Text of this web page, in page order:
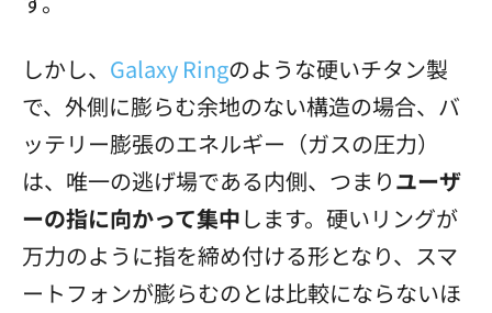
しかし、 Galaxy Ringのような硬いチタン製
で、外側に膨らむ余地のない構造の場合、バ
ッテリー膨張のエネルギー（ガスの圧力）
は、唯一の逃げ場である内側、つまりユーザ
ーの指に向かって集中します。硬いリングが
万力のように指を締め付ける形となり、スマ
ートフォンが膨らむのとは比較にならないほ